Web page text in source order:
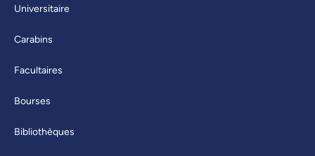
Universitaire
Carabins
Facultaires
Bourses
Bibliothèques